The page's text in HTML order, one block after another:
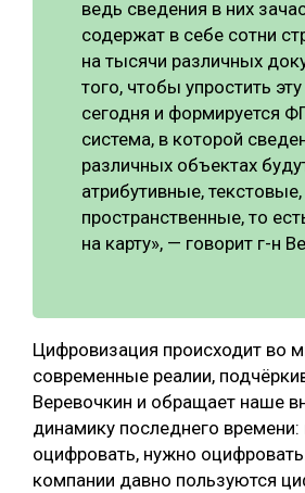
ведь сведения в них
содержат в себе сотни
на тысячи различных
того, чтобы упростить
сегодня и формируется
система, в которой
различных объектах
атрибутивные,
пространственные, то
на карту», — говорит г-н
Цифровизация происходит во
современные реалии,
Веревочкин и обращает наше
динамику последнего
оцифровать, нужно
компании давно пользуются